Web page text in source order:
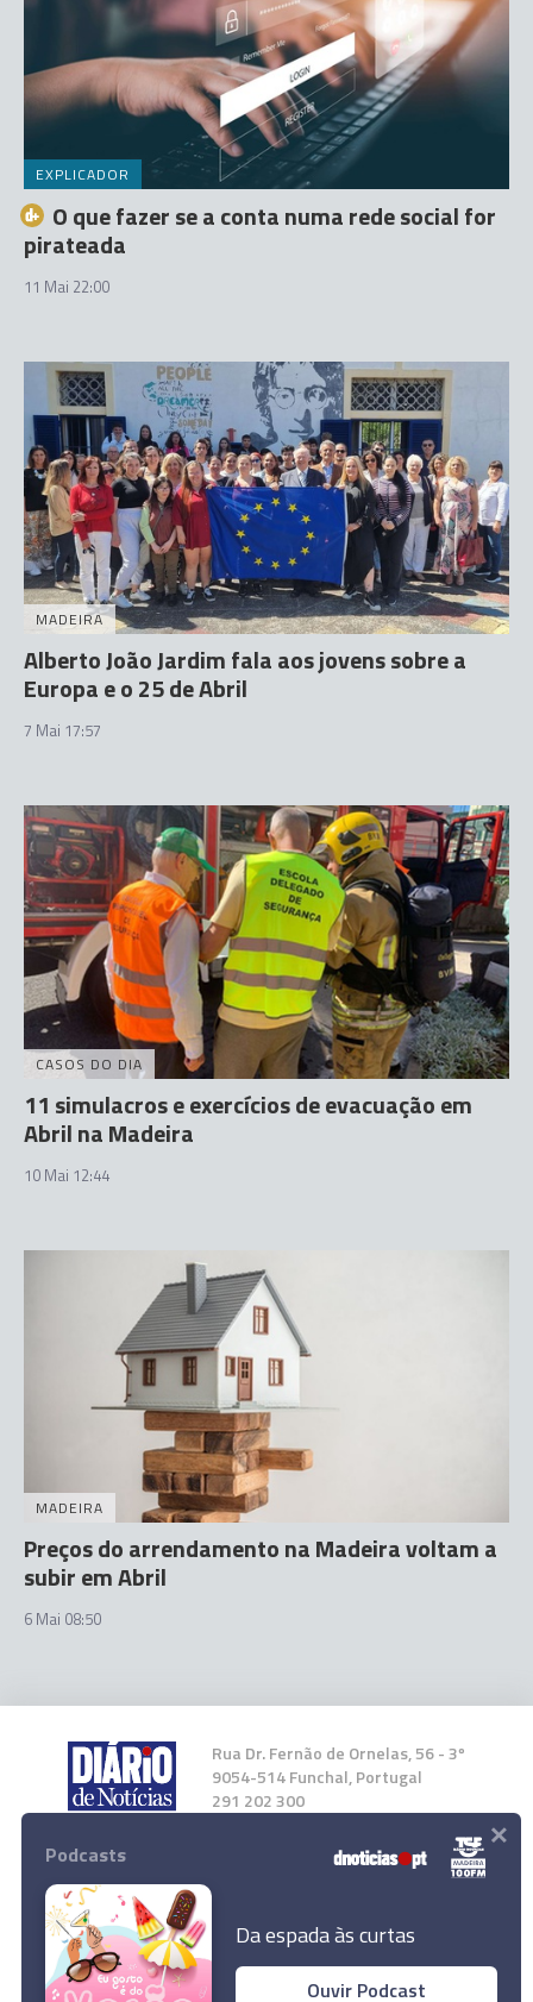
EXPLICADOR
O que fazer se a conta numa rede social for
pirateada
11 Mai 22:00
MADEIRA
Alberto João Jardim fala aos jovens sobre a
Europa e o 25 de Abril
7 Mai 17:57
CASOS DO DIA
11 simulacros e exercícios de evacuação em
Abril na Madeira
10 Mai 12:44
MADEIRA
Preços do arrendamento na Madeira voltam a
subir em Abril
6 Mai 08:50
Rua Dr. Fernão de Ornelas, 56 - 3º
9054-514 Funchal, Portugal
291 202 300
Instale a nossa App
Podcasts
Da espada às curtas
Ouvir Podcast
×